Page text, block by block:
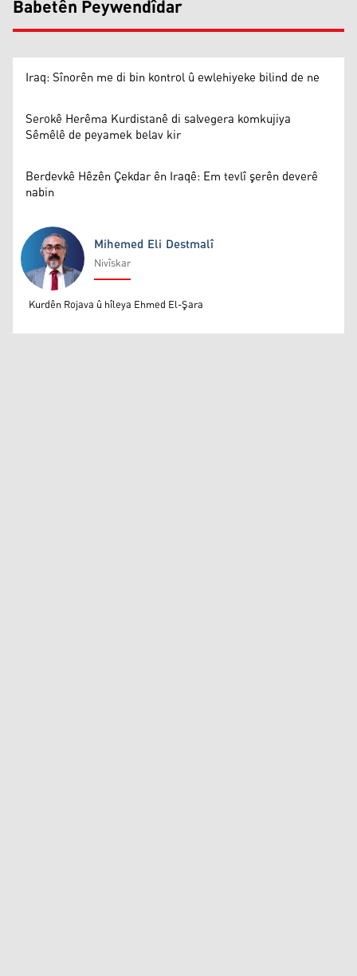
Babetên Peywendîdar
Iraq: Sînorên me di bin kontrol û ewlehiyeke bilind de ne
Serokê Herêma Kurdistanê di salvegera komkujiya
Sêmêlê de peyamek belav kir
Berdevkê Hêzên Çekdar ên Iraqê: Em tevlî şerên deverê
nabin
Mihemed Eli Destmalî
Mihemed Eli Destmalî
Nivîskar
Kurdên Rojava û hîleya Ehmed El-Şara